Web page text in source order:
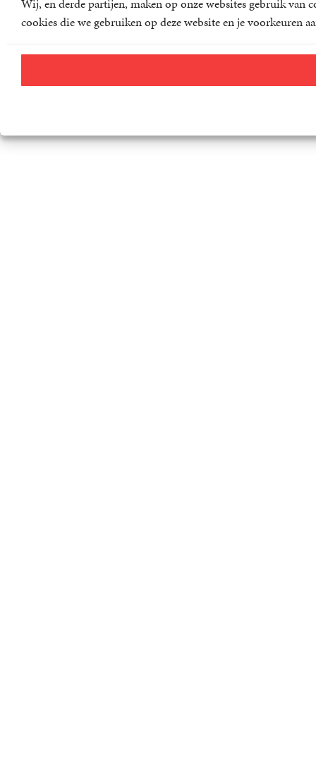
Wij, en derde partijen, maken op onze websites gebruik van
cookies die we gebruiken op deze website en je voorkeuren